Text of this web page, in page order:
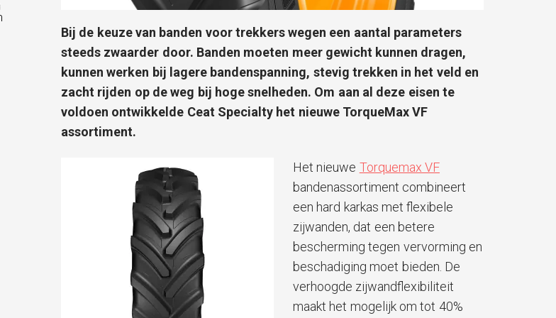
Bij de keuze van banden voor trekkers wegen een aantal parameters
steeds zwaarder door. Banden moeten meer gewicht kunnen dragen,
kunnen werken bij lagere bandenspanning, stevig trekken in het veld en
zacht rijden op de weg bij hoge snelheden. Om aan al deze eisen te
voldoen ontwikkelde Ceat Specialty het nieuwe TorqueMax VF
assortiment.
Het nieuwe Torquemax VF
bandenassortiment combineert
een hard karkas met flexibele
zijwanden, dat een betere
bescherming tegen vervorming en
beschadiging moet bieden. De
verhoogde zijwandflexibiliteit
maakt het mogelijk om tot 40%